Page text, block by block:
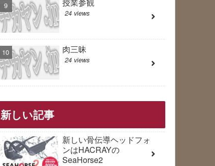
24 views
肉三昧
24 views
新しい記事
新しい骨伝導ヘッドフォ
ンはHACRAYの
SeaHorse2